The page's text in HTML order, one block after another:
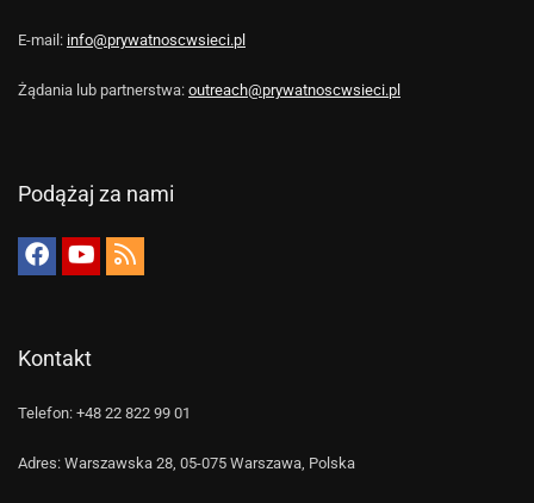
E-mail: info@prywatnoscwsieci.pl
Żądania lub partnerstwa: outreach@prywatnoscwsieci.pl
Podążaj za nami
Kontakt
Telefon: +48 22 822 99 01
Adres: Warszawska 28, 05-075 Warszawa, Polska